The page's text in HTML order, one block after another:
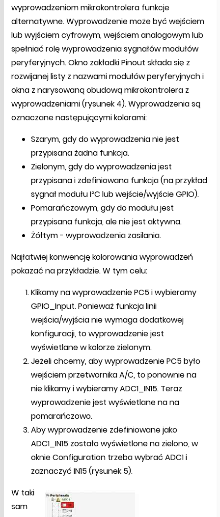
wyprowadzeniom mikrokontrolera funkcje
alternatywne. Wyprowadzenie może być wejściem
lub wyjściem cyfrowym, wejściem analogowym lub
spełniać rolę wyprowadzenia sygnałów modułów
peryferyjnych. Okno zakładki Pinout składa się z
rozwijanej listy z nazwami modułów peryferyjnych i
okna z narysowaną obudową mikrokontrolera z
wyprowadzeniami (rysunek 4). Wyprowadzenia są
oznaczane następującymi kolorami:
Szarym, gdy do wyprowadzenia nie jest
przypisana żadna funkcja.
Zielonym, gdy do wyprowadzenia jest
przypisana i zdefiniowana funkcja (na przykład
sygnał modułu I²C lub wejście/wyjście GPIO).
Pomarańczowym, gdy do modułu jest
przypisana funkcja, ale nie jest aktywna.
Żółtym - wyprowadzenia zasilania.
Najłatwiej konwencję kolorowania wyprowadzeń
pokazać na przykładzie. W tym celu:
Klikamy na wyprowadzenie PC5 i wybieramy
GPIO_Input. Ponieważ funkcja linii
wejścia/wyjścia nie wymaga dodatkowej
konfiguracji, to wyprowadzenie jest
wyświetlane w kolorze zielonym.
Jeżeli chcemy, aby wyprowadzenie PC5 było
wejściem przetwornika A/C, to ponownie na
nie klikamy i wybieramy ADC1_IN15. Teraz
wyprowadzenie jest wyświetlane na na
pomarańczowo.
Aby wyprowadzenie zdefiniowane jako
ADC1_IN15 zostało wyświetlone na zielono, w
oknie Configuration trzeba wybrać ADC1 i
zaznaczyć IN15 (rysunek 5).
W taki
sam